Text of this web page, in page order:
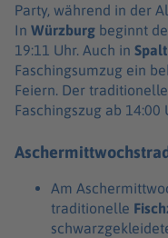
Party, während in der
In Würzburg beginnt
19:11 Uhr. Auch in Spalt
Faschingsumzug ein
Feiern. Der
Faschingszug ab
Am
traditionelle